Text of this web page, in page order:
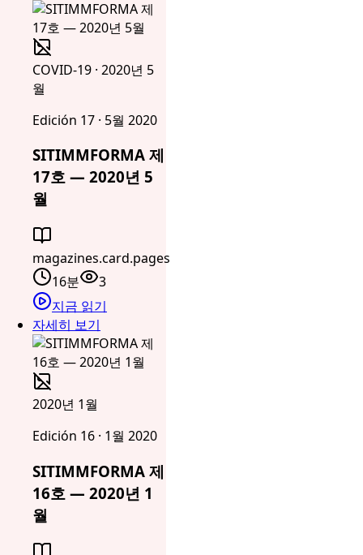
COVID-19 · 2020년 5
월
Edición 17 · 5월 2020
SITIMMFORMA 제
17호 — 2020년 5
월
magazines.card.pages
16분
3
지금 읽기
자세히 보기
2020년 1월
Edición 16 · 1월 2020
SITIMMFORMA 제
16호 — 2020년 1
월